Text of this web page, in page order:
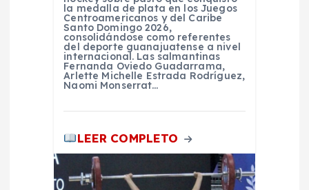
la medalla de plata en los Juegos
Centroamericanos y del Caribe
Santo Domingo 2026,
consolidándose como referentes
del deporte guanajuatense a nivel
internacional. Las salmantinas
Fernanda Oviedo Guadarrama,
Arlette Michelle Estrada Rodríguez,
Naomi Monserrat…
LEER COMPLETO